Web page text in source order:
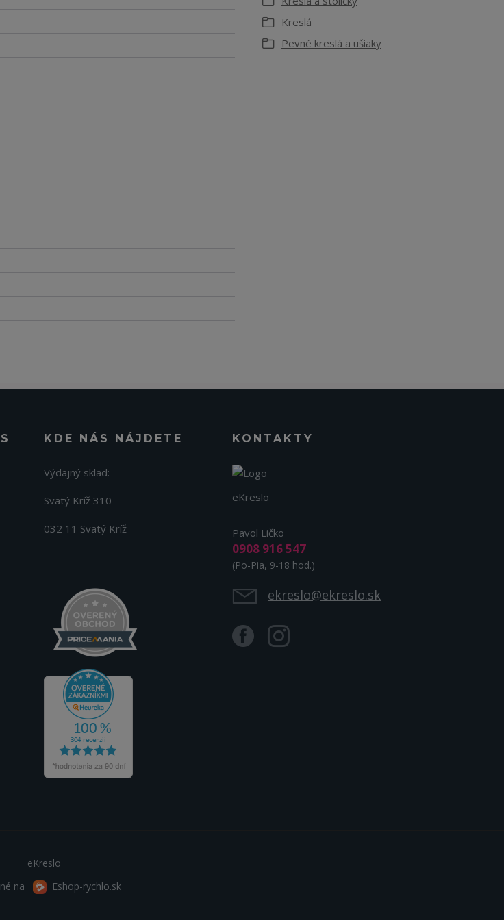
Kreslá
Pevné kreslá a ušiaky
KDE NÁS NÁJDETE
Výdajný sklad:
Svätý Kríž 310
032 11 Svätý Kríž
KONTAKTY
eKreslo
Pavol Ličko
0908 916 547
(Po-Pia, 9-18 hod.)
ekreslo@ekreslo.sk
eKreslo
na
Eshop-rychlo.sk